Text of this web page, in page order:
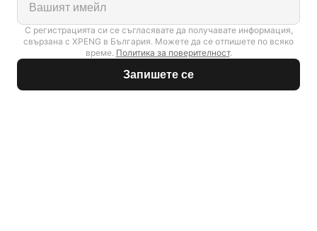
С регистрацията си се съгласявате да получавате информация,
свързана с XPENG в България. Можете да се отпишете по всяко
време. Политика за поверителност.
Запишете се